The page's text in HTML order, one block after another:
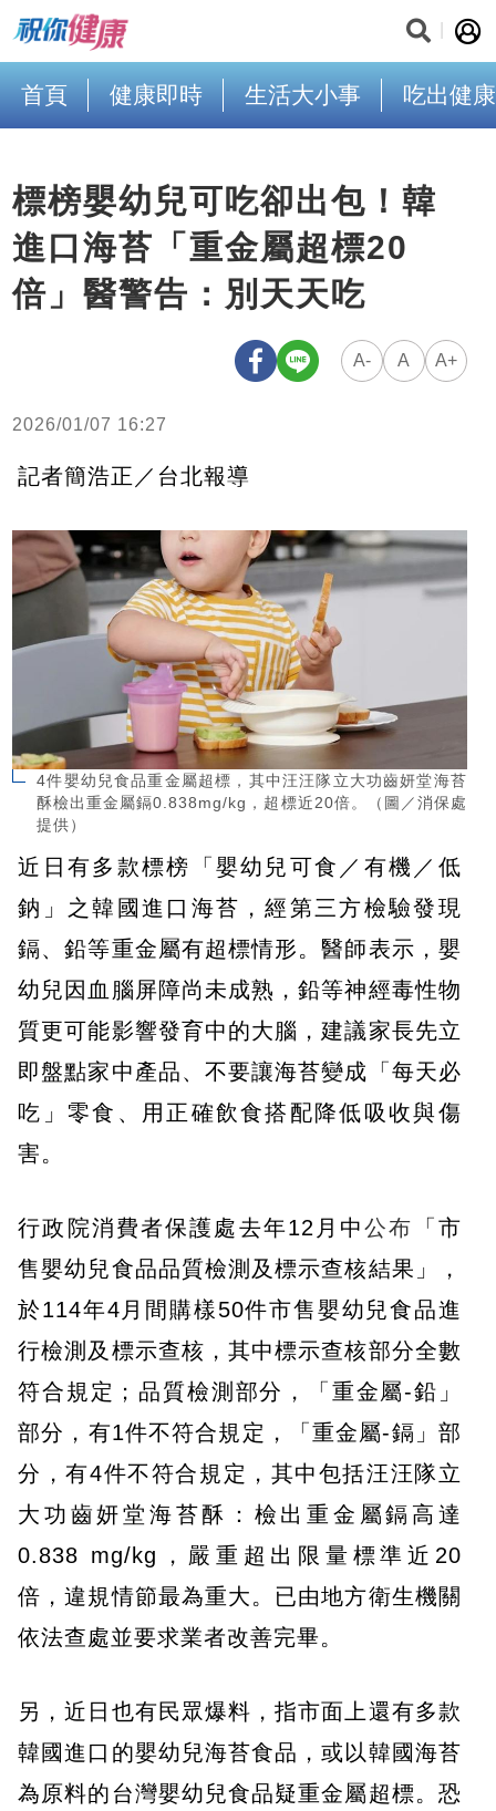
首頁 健康即時 生活大小事 吃出健康
標榜嬰幼兒可吃卻出包！韓
進口海苔「重金屬超標20
倍」醫警告：別天天吃
A- A A+
2026/01/07 16:27
記者簡浩正／台北報導
4件嬰幼兒食品重金屬超標，其中汪汪隊立大功齒妍堂海苔
酥檢出重金屬鎘0.838mg/kg，超標近20倍。（圖／消保處
提供）
近日有多款標榜「嬰幼兒可食／有機／低
鈉」之韓國進口海苔，經第三方檢驗發現
鎘、鉛等重金屬有超標情形。醫師表示，嬰
幼兒因血腦屏障尚未成熟，鉛等神經毒性物
質更可能影響發育中的大腦，建議家長先立
即盤點家中產品、不要讓海苔變成「每天必
吃」零食、用正確飲食搭配降低吸收與傷
害。
行政院消費者保護處去年12月中公布
「市
售嬰幼兒食品品質檢測及標示查核結果」，
於114年4月間購樣50件市售嬰幼兒食品進
行檢測及標示查核，其中標示查核部分全數
符合規定；品質檢測部分，「重金屬-鉛」
部分，有1件不符合規定，「重金屬-鎘」部
分，有4件不符合規定，其中包括汪汪隊立
大功齒妍堂海苔酥：檢出重金屬鎘高達
0.838 mg/kg，嚴重超出限量標準近20
倍，違規情節最為重大。已由地方衛生機關
依法查處並要求業者改善完畢。
另，近日也有民眾爆料，指市面上還有多款
韓國進口的嬰幼兒海苔食品，或以韓國海苔
為原料的台灣嬰幼兒食品疑重金屬超標。恐